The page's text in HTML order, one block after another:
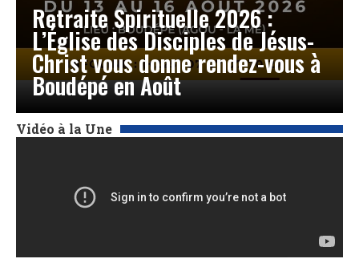
Retraite Spirituelle 2026 :
L’Église des Disciples de Jésus-
Christ vous donne rendez-vous à
Boudépé en Août
Vidéo à la Une